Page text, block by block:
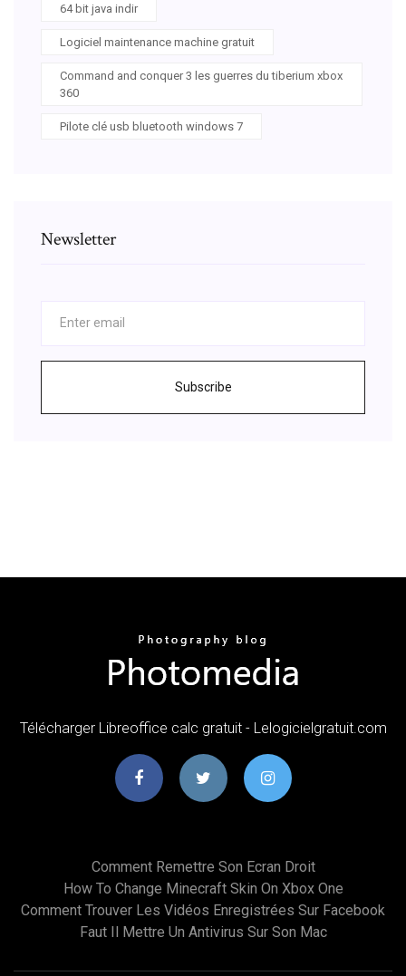
64 bit java indir
Logiciel maintenance machine gratuit
Command and conquer 3 les guerres du tiberium xbox
360
Pilote clé usb bluetooth windows 7
Newsletter
Subscribe
Télécharger Libreoffice calc gratuit - Lelogicielgratuit.com
Comment Remettre Son Ecran Droit
How To Change Minecraft Skin On Xbox One
Comment Trouver Les Vidéos Enregistrées Sur Facebook
Faut Il Mettre Un Antivirus Sur Son Mac